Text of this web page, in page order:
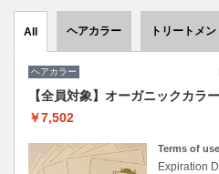
All ヘアカラー トリートメン
ヘアカラー
【全員対象】オーガニックカラ
￥7,502
Terms of use
Expiration